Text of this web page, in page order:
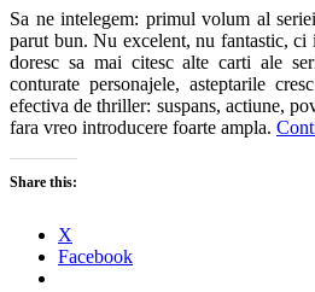
Sa ne intelegem: primul volum al
parut bun. Nu excelent, nu fantastic, ci
doresc sa mai citesc alte carti ale
conturate personajele, asteptarile
efectiva de thriller: suspans, actiune,
fara vreo introducere foarte ampla.
Share this:
X
Facebook